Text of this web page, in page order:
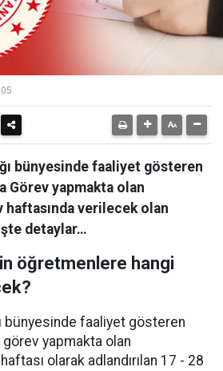
bünyesinde faaliyet gösteren
Görev yapmakta olan
haftasında verilecek olan
detaylar…
öğretmenlere hangi
bünyesinde faaliyet gösteren
yapmakta olan
olarak adlandırılan 17 - 28